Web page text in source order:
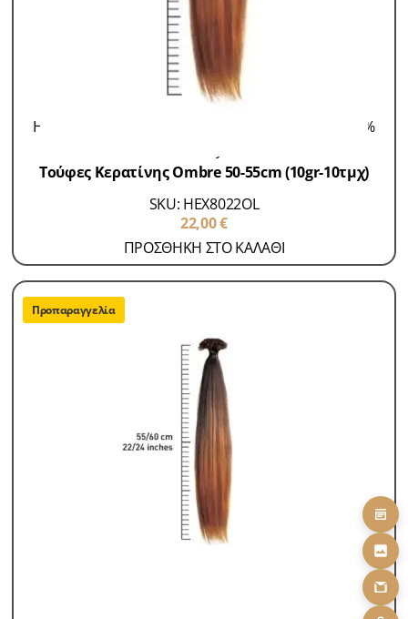
Hair Extensions 100% Remy
Τούφες Κερατίνης 100%
Τούφες Κερατίνης Ombre 50-55cm (10gr-10τμχ)
SKU: HEX8022OL
22,00€
ΠΡΟΣΘΗΚΗ ΣΤΟ ΚΑΛΑΘΙ
Προπαραγγελία